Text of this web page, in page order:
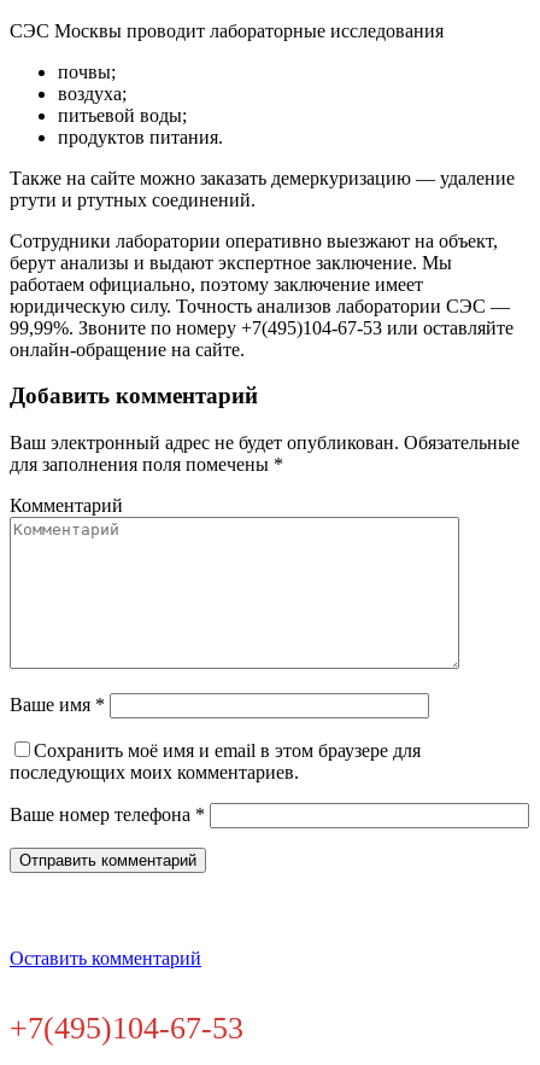
СЭС Москвы проводит лабораторные исследования
почвы;
воздуха;
питьевой воды;
продуктов питания.
Также на сайте можно заказать демеркуризацию — удаление
ртути и ртутных соединений.
Сотрудники лаборатории оперативно выезжают на объект,
берут анализы и выдают экспертное заключение. Мы
работаем официально, поэтому заключение имеет
юридическую силу. Точность анализов лаборатории СЭС —
99,99%. Звоните по номеру +7(495)104-67-53 или оставляйте
онлайн-обращение на сайте.
Добавить комментарий
Ваш электронный адрес не будет опубликован. Обязательные
для заполнения поля помечены *
Комментарий
Ваше имя *
Сохранить моё имя и email в этом браузере для
последующих моих комментариев.
Ваше номер телефона *
Оставить комментарий
+7(495)104-67-53